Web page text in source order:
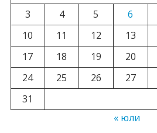
3
4 5 6
10
11 12 13
17
18 19 20
24
25 26 27
31
« юли